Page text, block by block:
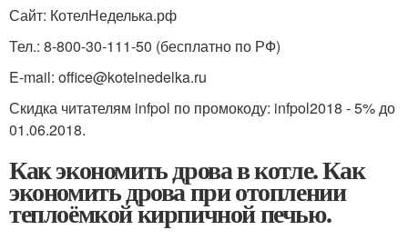
Сайт: КотелНеделька.рф
Тел.: 8-800-30-111-50 (бесплатно по РФ)
E-mail: office@kotelnedelka.ru
Скидка читателям infpol по промокоду: infpol2018 - 5% до
01.06.2018.
Как экономить дрова в котле. Как
экономить дрова при отоплении
теплоёмкой кирпичной печью.